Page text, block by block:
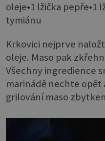
oleje•1 lžička pepře•1
tymiánu
Krkovici nejprve
oleje. Maso pak
Všechny ingredience
marinádě nechte opět
grilování maso